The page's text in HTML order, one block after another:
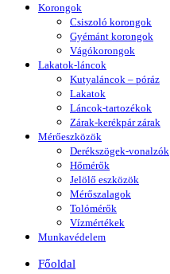
Korongok
Csiszoló korongok
Gyémánt korongok
Vágókorongok
Lakatok-láncok
Kutyaláncok – póráz
Lakatok
Láncok-tartozékok
Zárak-kerékpár zárak
Mérőeszközök
Derékszögek-vonalzók
Hőmérők
Jelölő eszközök
Mérőszalagok
Tolómérők
Vízmértékek
Munkavédelem
Főoldal